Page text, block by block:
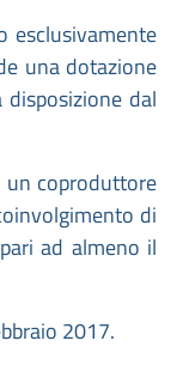
esclusivamente
una dotazione
dal
un coproduttore
di
ad almeno il
2017.